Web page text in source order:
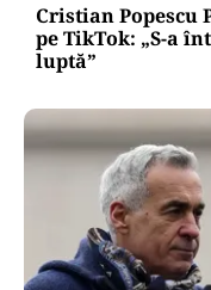
Cristian
pe TikTok: „S-a
luptă”